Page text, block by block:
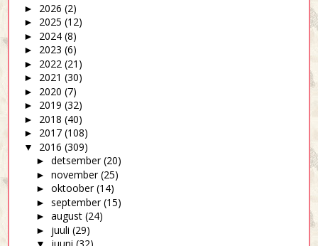
► 2026 (2)
► 2025 (12)
► 2024 (8)
► 2023 (6)
► 2022 (21)
► 2021 (30)
► 2020 (7)
► 2019 (32)
► 2018 (40)
► 2017 (108)
▼ 2016 (309)
► detsember (20)
► november (25)
► oktoober (14)
► september (15)
► august (24)
► juuli (29)